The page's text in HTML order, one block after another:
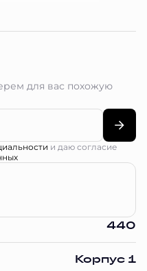
для вас похожую
и даю согласие
440
Корпус 1